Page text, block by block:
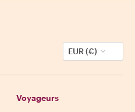
EUR (€)
Voyageurs